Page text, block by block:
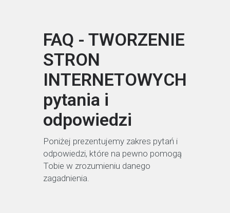
FAQ - TWORZENIE
STRON
INTERNETOWYCH
pytania i
odpowiedzi
Poniżej prezentujemy zakres pytań i
odpowiedzi, które na pewno pomogą
Tobie w zrozumieniu danego
zagadnienia.